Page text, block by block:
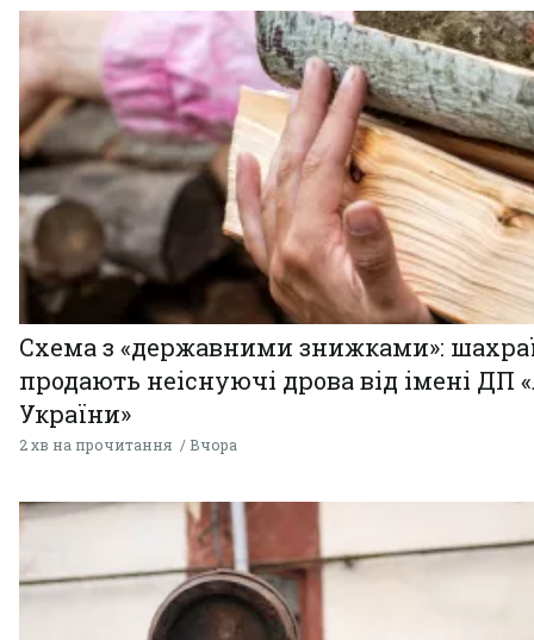
Схема з «державними знижками»:
продають неіснуючі дрова від імені ДП
України»
2 хв на прочитання Вчора